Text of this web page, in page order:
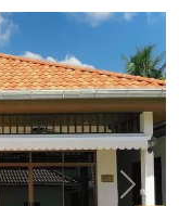
Next